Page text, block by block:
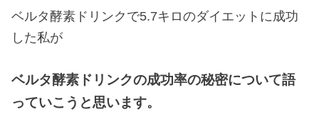
ベルタ酵素ドリンクで5.7キロのダイエットに成功
した私が
ベルタ酵素ドリンクの成功率の秘密について語
っていこうと思います。